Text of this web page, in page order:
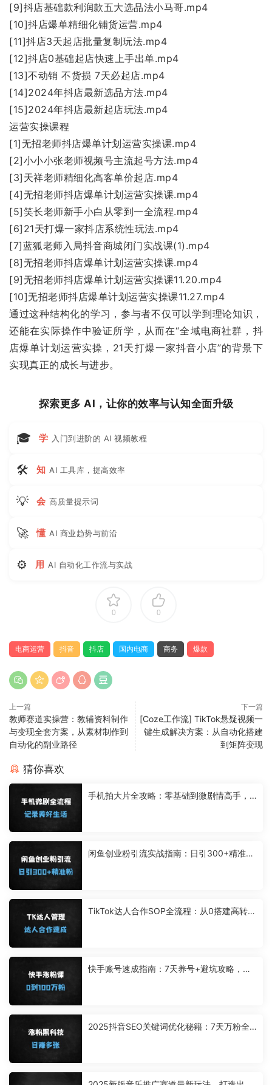
[9]抖店基础款利润款五大选品法小马哥.mp4
[10]抖店爆单精细化铺货运营.mp4
[11]抖店3天起店批量复制玩法.mp4
[12]抖店0基础起店快速上手出单.mp4
[13]不动销 不货损 7天必起店.mp4
[14]2024年抖店最新选品方法.mp4
[15]2024年抖店最新起店玩法.mp4
运营实操课程
[1]无招老师抖店爆单计划运营实操课.mp4
[2]小小小张老师视频号主流起号方法.mp4
[3]天祥老师精细化高客单价起店.mp4
[4]无招老师抖店爆单计划运营实操课.mp4
[5]笑长老师新手小白从零到一全流程.mp4
[6]21天打爆一家抖店系统性玩法.mp4
[7]蓝狐老师入局抖音商城闭门实战课(1).mp4
[8]无招老师抖店爆单计划运营实操课.mp4
[9]无招老师抖店爆单计划运营实操课11.20.mp4
[10]无招老师抖店爆单计划运营实操课11.27.mp4
通过这种结构化的学习，参与者不仅可以学到理论知识，
还能在实际操作中验证所学，从而在“全域电商社群，抖
店爆单计划运营实操，21天打爆一家抖音小店”的背景下
实现真正的成长与进步。
探索更多 AI，让你的效率与认知全面升级
🎓 学 入门到进阶的 AI 视频教程
🛠 知 AI 工具库，提高效率
💡 会 高质量提示词
🚀 懂 AI 商业趋势与前沿
⚙ 用 AI 自动化工作流与实战
0 0
电商运营 抖音 抖店 国内电商 商务 爆款
上一篇
教师赛道实操营：教辅资料制作
与变现全套方案，从素材制作到
自动化的副业路径
下一篇
[Coze工作流] TikTok悬疑视频一
键生成解决方案：从自动化搭建
到矩阵变现
猜你喜欢
手机拍大片全攻略：零基础到微剧情高手，
闲鱼创业粉引流实战指南：日引300+精准粉
TikTok达人合作SOP全流程：从0搭建高转化
快手账号速成指南：7天养号+避坑攻略，手
2025抖音SEO关键词优化秘籍：7天万粉全